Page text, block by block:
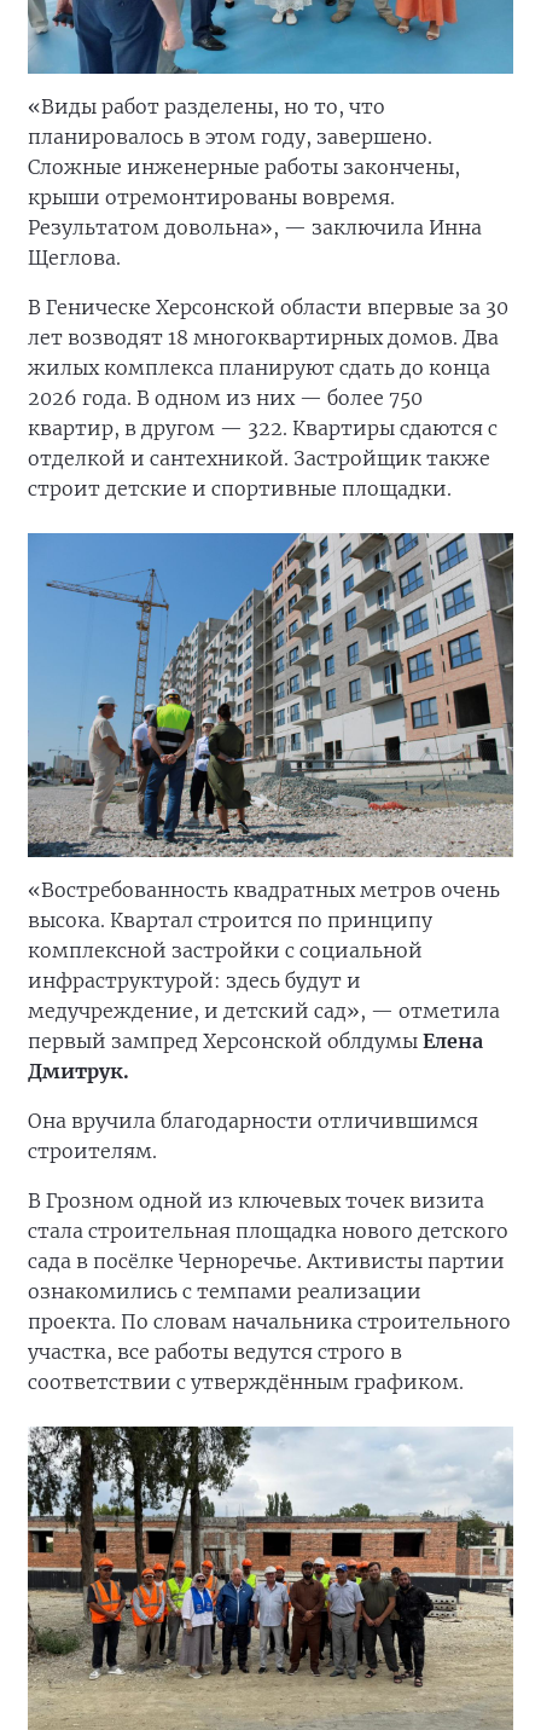
«Виды работ разделены, но то, что
планировалось в этом году, завершено.
Сложные инженерные работы закончены,
крыши отремонтированы вовремя.
Результатом довольна», — заключила Инна
Щеглова.
В Геническе Херсонской области впервые за 30
лет возводят 18 многоквартирных домов. Два
жилых комплекса планируют сдать до конца
2026 года. В одном из них — более 750
квартир, в другом — 322. Квартиры сдаются с
отделкой и сантехникой. Застройщик также
строит детские и спортивные площадки.
«Востребованность квадратных метров очень
высока. Квартал строится по принципу
комплексной застройки с социальной
инфраструктурой: здесь будут и
медучреждение, и детский сад», — отметила
первый зампред Херсонской облдумы Елена
Дмитрук.
Она вручила благодарности отличившимся
строителям.
В Грозном одной из ключевых точек визита
стала строительная площадка нового детского
сада в посёлке Черноречье. Активисты партии
ознакомились с темпами реализации
проекта. По словам начальника строительного
участка, все работы ведутся строго в
соответствии с утверждённым графиком.